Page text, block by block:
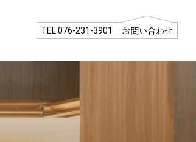
TEL 076-231-3901 お問い合わせ